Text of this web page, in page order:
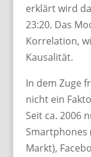
erklärt wird
23:20. Das
Korrelation,
Kausalität.
In dem Zuge
nicht ein
Seit ca. 2006
Smartphones
Markt),